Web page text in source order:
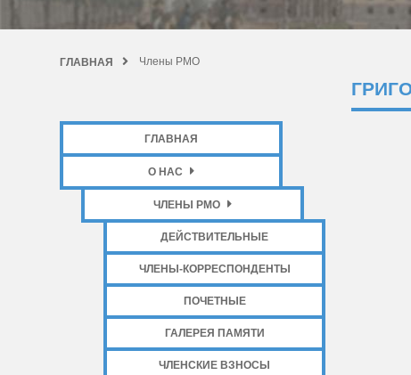
ГЛАВНАЯ Члены РМО
ГЛАВНАЯ
О НАС
ЧЛЕНЫ РМО
ДЕЙСТВИТЕЛЬНЫЕ
ЧЛЕНЫ-КОРРЕСПОНДЕНТЫ
ПОЧЕТНЫЕ
ГАЛЕРЕЯ ПАМЯТИ
ЧЛЕНСКИЕ ВЗНОСЫ